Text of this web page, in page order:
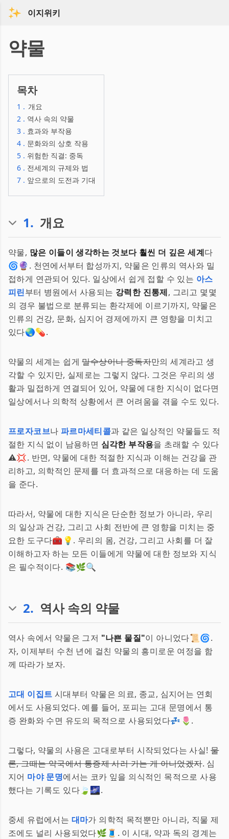
이지위키
약물
목차
1 . 개요
2 . 역사 속의 약물
3 . 효과와 부작용
4 . 문화와의 상호 작용
5 . 위험한 직결: 중독
6 . 전세계의 규제와 법
7 . 앞으로의 도전과 기대
1. 개요
약물, 많은 이들이 생각하는 것보다 훨씬 더 깊은 세계다
🌀🔮. 천연에서부터 합성까지, 약물은 인류의 역사와 밀
접하게 연관되어 있다. 일상에서 쉽게 접할 수 있는 아스
피린부터 병원에서 사용되는 강력한 진통제, 그리고 몇몇
의 경우 불법으로 분류되는 환각제에 이르기까지, 약물은
인류의 건강, 문화, 심지어 경제에까지 큰 영향을 미치고
있다🌏💊.
약물의 세계는 쉽게밀수상이나 중독자만의 세계라고 생
각할 수 있지만, 실제로는 그렇지 않다. 그것은 우리의 생
활과 밀접하게 연결되어 있어, 약물에 대한 지식이 없다면
일상에서나 의학적 상황에서 큰 어려움을 겪을 수도 있다.
프로자코브나 파르마세티콜과 같은 일상적인 약물들도 적
절한 지식 없이 남용하면 심각한 부작용을 초래할 수 있다
⚠️💢. 반면, 약물에 대한 적절한 지식과 이해는 건강을 관
리하고, 의학적인 문제를 더 효과적으로 대응하는 데 도움
을 준다.
따라서, 약물에 대한 지식은 단순한 정보가 아니라, 우리
의 일상과 건강, 그리고 사회 전반에 큰 영향을 미치는 중
요한 도구다🧰💡. 우리의 몸, 건강, 그리고 사회를 더 잘
이해하고자 하는 모든 이들에게 약물에 대한 정보와 지식
은 필수적이다. 📚🌿🔍
2. 역사 속의 약물
역사 속에서 약물은 그저 "나쁜 물질"이 아니었다📜🌀.
자, 이제부터 수천 년에 걸친 약물의 흥미로운 여정을 함
께 따라가 보자.
고대 이집트 시대부터 약물은 의료, 종교, 심지어는 연회
에서도 사용되었다. 예를 들어, 포피는 고대 문명에서 통
증 완화와 수면 유도의 목적으로 사용되었다💤🌷.
그렇다, 약물의 사용은 고대로부터 시작되었다는 사실! 물
론, 그때는 약국에서 통증제 사러 가는 게 아니었겠지. 심
지어 마야 문명에서는 코카 잎을 의식적인 목적으로 사용
했다는 기록도 있다🍃🌌.
중세 유럽에서는 대마가 의학적 목적뿐만 아니라, 직물 제
조에도 널리 사용되었다🌿🧵. 이 시대, 약과 독의 경계는